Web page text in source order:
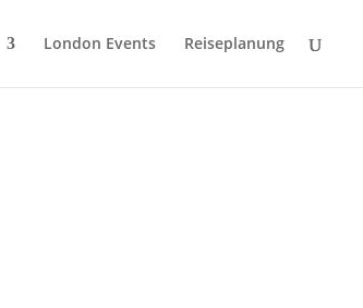
London Events Reiseplanung